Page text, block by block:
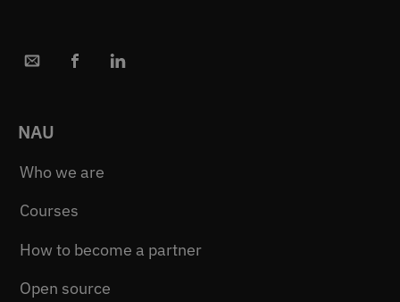
NAU
Who we are
Courses
How to become a partner
Open source